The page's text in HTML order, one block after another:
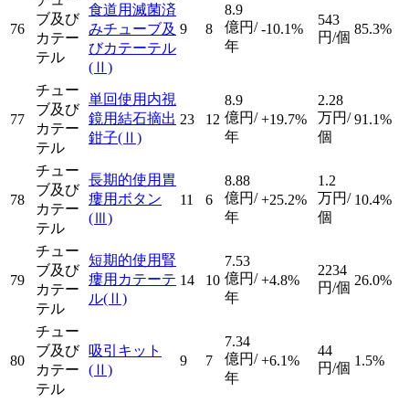
76
ブ及び
カテー
テル
食道用滅菌済
みチューブ及
びカテーテル
(Ⅱ)
9 8
8.9
億円/
年
-10.1%
543
円/個
85.3%
77
チュー
ブ及び
カテー
テル
単回使用内視
鏡用結石摘出
鉗子(Ⅱ)
23 12
8.9
億円/
年
+19.7%
2.28
万円/
個
91.1%
78
チュー
ブ及び
カテー
テル
長期的使用胃
瘻用ボタン
(Ⅲ)
11 6
8.88
億円/
年
+25.2%
1.2
万円/
個
10.4%
79
チュー
ブ及び
カテー
テル
短期的使用腎
瘻用カテーテ
ル(Ⅱ)
14 10
7.53
億円/
年
+4.8%
2234
円/個 26.0%
80
チュー
ブ及び
カテー
テル
吸引キット
(Ⅱ)
9 7
7.34
億円/
年
+6.1%
44
円/個 1.5%